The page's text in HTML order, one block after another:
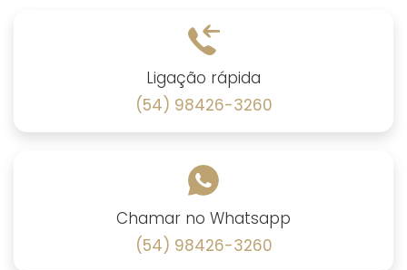
Ligação rápida
(54) 98426-3260
Chamar no Whatsapp
(54) 98426-3260